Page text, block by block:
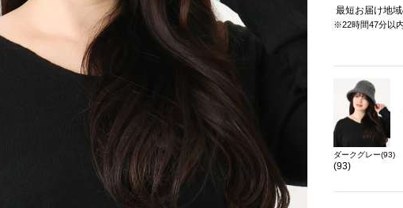
最短お届け地域
※22時間47分以
ダークグレー(93)
(93)